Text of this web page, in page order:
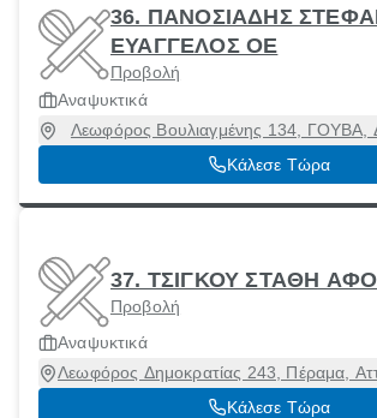
36. ΠΑΝΟΣΙΑΔΗΣ
ΕΥΑΓΓΕΛΟΣ ΟΕ
Προβολή
Αναψυκτικά
Λεωφόρος Βουλιαγμένης 134, ΓΟΥΒΑ,
17234
Κάλεσε Τώρα
37. ΤΣΙΓΚΟΥ ΣΤΑΘΗ
Προβολή
Αναψυκτικά
Λεωφόρος Δημοκρατίας 243, Πέραμα,
Κάλεσε Τώρα